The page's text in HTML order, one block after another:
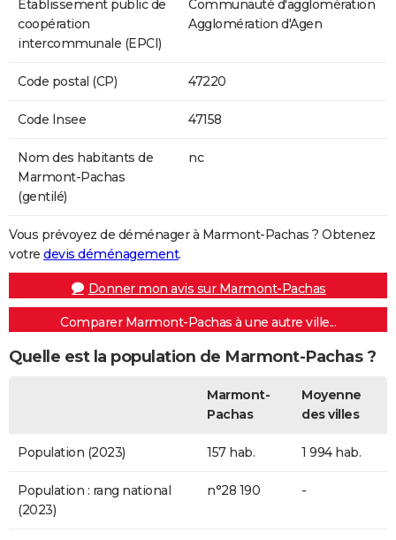
Etablissement public de
coopération
intercommunale (EPCI)
Communauté d'agglomération
Agglomération d'Agen
Code postal (CP) 47220
Code Insee 47158
Nom des habitants de
Marmont-Pachas
(gentilé)
nc
Vous prévoyez de déménager à Marmont-Pachas ? Obtenez
votre devis déménagement.
Donner mon avis sur Marmont-Pachas
Comparer Marmont-Pachas à une autre ville...
Quelle est la population de Marmont-Pachas ?
Marmont-
Pachas
Moyenne
des villes
Population (2023) 157 hab. 1 994 hab.
Population : rang national
(2023)
n°28 190 -